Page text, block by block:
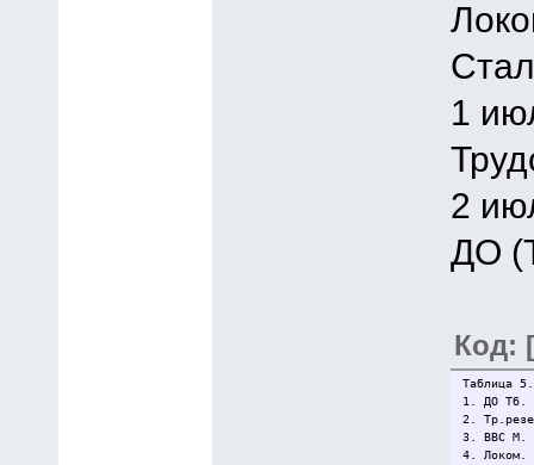
1
2
ДО
Код:
Таблица
1. ДО Тб.
2.
3. ВВС М.
4.